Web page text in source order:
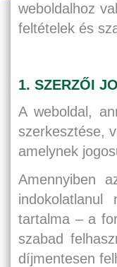
weboldalhoz
feltételek és
1. SZERZŐI
A weboldal,
szerkesztése,
amelynek
Amennyiben
tartalma – a
szabad
díjmentesen